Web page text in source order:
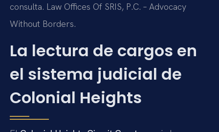
consulta. Law Offices Of SRIS, P.C. – Advocacy
Without Borders.
La lectura de cargos en
el sistema judicial de
Colonial Heights